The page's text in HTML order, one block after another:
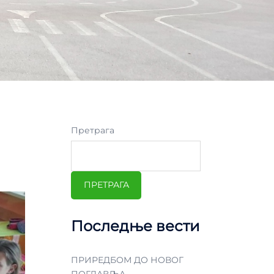
Претрага
ПРЕТРАГА
Последње вести
ПРИРЕДБОМ ДО НОВОГ